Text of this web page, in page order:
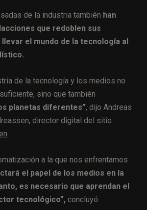
de la industria también han
que redoblen sus
el mundo de la tecnología al
de la tecnología y los medios no
sino que también
planetas diferentes”, dijo Andreas
director digital del sitio
.
a la que nos enfrentamos
el papel de los medios en la
es necesario que aprendan el
tecnológico”, concluyó.